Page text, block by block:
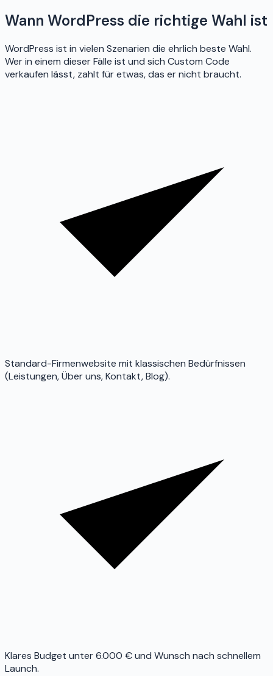
Wann WordPress die richtige Wahl ist
WordPress ist in vielen Szenarien die ehrlich beste Wahl.
Wer in einem dieser Fälle ist und sich Custom Code
verkaufen lässt, zahlt für etwas, das er nicht braucht.
Standard-Firmenwebsite mit klassischen Bedürfnissen
(Leistungen, Über uns, Kontakt, Blog).
Klares Budget unter 6.000 € und Wunsch nach schnellem
Launch.